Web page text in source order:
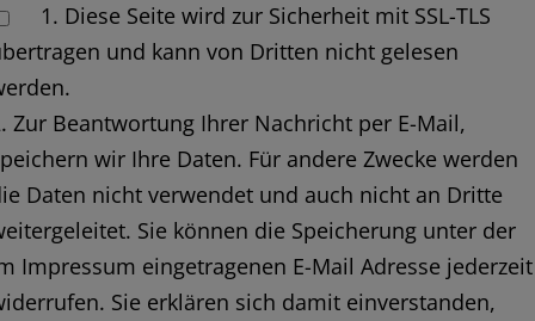
1. Diese Seite wird zur Sicherheit mit SSL-TLS
und kann von Dritten nicht gelesen
Zur Beantwortung Ihrer Nachricht per E-Mail,
wir Ihre Daten. Für andere Zwecke werden
Daten nicht verwendet und auch nicht an Dritte
Sie können die Speicherung unter der
Impressum eingetragenen E-Mail Adresse jederzeit
Sie erklären sich damit einverstanden,